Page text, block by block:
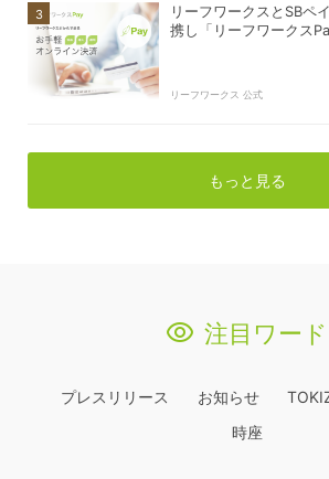
リーフワークスとSBペ
携し「リーフワークス
リーフワークス 公式
もっと見る
注目ワード
プレスリリース お知らせ
時座